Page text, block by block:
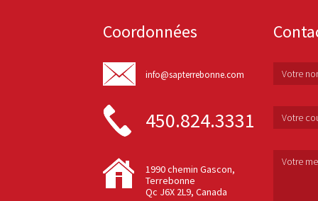
Coordonnées
info@sapterrebonne.com
450.824.3331
1990 chemin Gascon,
Terrebonne
Qc J6X 2L9, Canada